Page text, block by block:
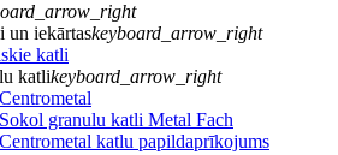
un iekārtaskeyboard_arrow_right
katli
katlikeyboard_arrow_right
Centrometal
Sokol granulu katli Metal Fach
Centrometal katlu papildaprīkojums